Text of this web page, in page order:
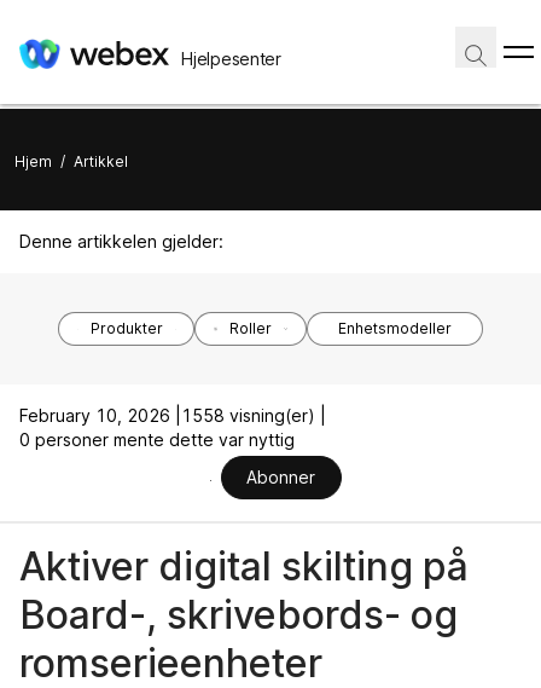
Hjelpesenter
Hjem / Artikkel
Denne artikkelen gjelder:
Produkter Roller Enhetsmodeller
February 10, 2026 |
1558 visning(er) |
0 personer mente dette var nyttig
Abonner
Aktiver digital skilting på
Board-, skrivebords- og
romserieenheter